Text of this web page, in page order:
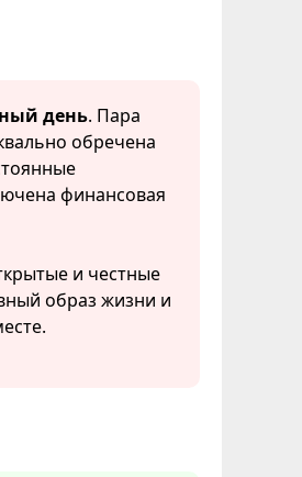
день. Пара
обречена
финансовая
и честные
образ жизни и